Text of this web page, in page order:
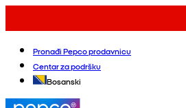
Pronađi Pepco prodavnicu
Centar za podršku
Bosanski